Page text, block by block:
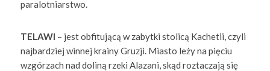
paralotniarstwo.
TELAWI – jest obfitującą w zabytki stolicą Kachetii, czyli
najbardziej winnej krainy Gruzji. Miasto leży na pięciu
wzgórzach nad doliną rzeki Alazani, skąd roztaczają się